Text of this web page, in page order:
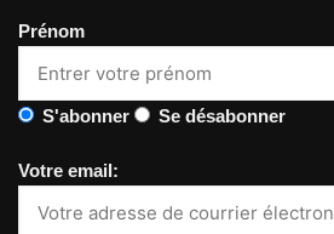
Prénom
S'abonner Se désabonner
Votre email: